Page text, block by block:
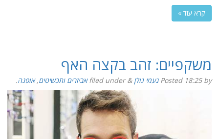
קרא עוד »
משקפיים: זהב בקצה האף
Posted 18:25by נעמי גולן &
filed under אביזרים ותכשיטים,אופנה.